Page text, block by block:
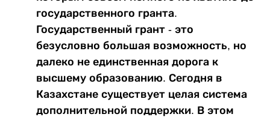
государственного гранта.
Государственный грант - это
безусловно большая возможность, но
далеко не единственная дорога к
высшему образованию. Сегодня в
Казахстане существует целая система
дополнительной поддержки. В этом